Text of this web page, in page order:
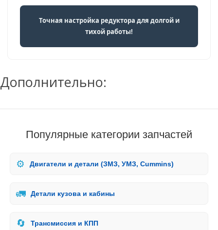
Точная настройка редуктора для долгой и
тихой работы!
Дополнительно:
Популярные категории запчастей
⚙️ Двигатели и детали (ЗМЗ, УМЗ, Cummins)
🚛 Детали кузова и кабины
🔄 Трансмиссия и КПП